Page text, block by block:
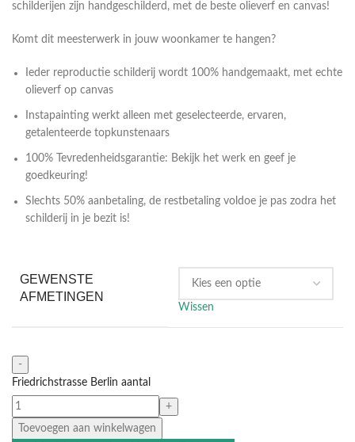
schilderijen zijn handgeschilderd, met de beste olieverf en canvas!
Komt dit meesterwerk in jouw woonkamer te hangen?
Ieder reproductie schilderij wordt 100% handgemaakt, met echte
olieverf op canvas
Instapainting werkt alleen met geselecteerde, ervaren,
getalenteerde topkunstenaars
100% Tevredenheidsgarantie: Bekijk het werk en geef je
goedkeuring!
Slechts 50% aanbetaling, de restbetaling voldoe je pas zodra het
schilderij in je bezit is!
GEWENSTE
AFMETINGEN
Wissen
Friedrichstrasse Berlin aantal
Toevoegen aan winkelwagen